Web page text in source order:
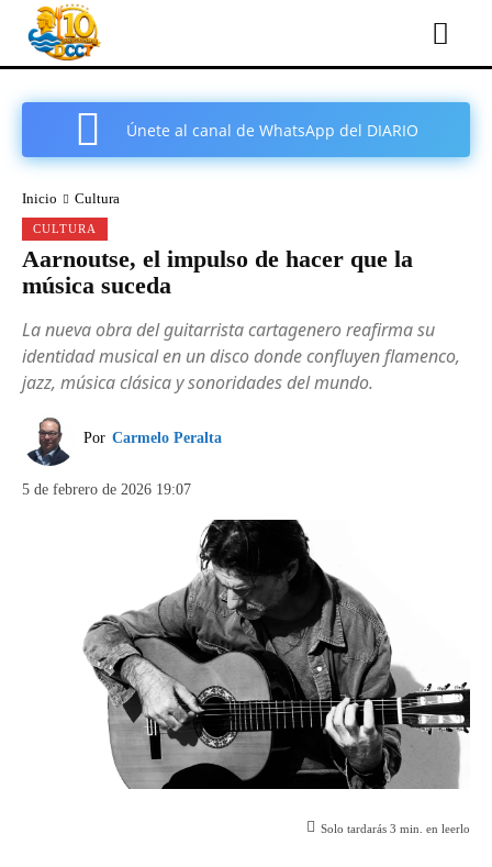
Únete al canal de WhatsApp del DIARIO
Inicio Cultura
CULTURA
Aarnoutse, el impulso de hacer que la
música suceda
La nueva obra del guitarrista cartagenero reafirma su
identidad musical en un disco donde confluyen flamenco,
jazz, música clásica y sonoridades del mundo.
Por Carmelo Peralta
5 de febrero de 2026 19:07
Solo tardarás 3 min. en leerlo